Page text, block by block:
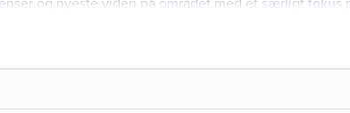
og nyeste viden på området med et særligt fokus